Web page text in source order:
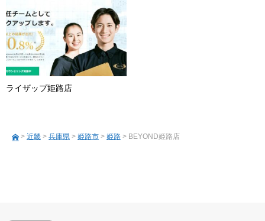
ライザップ姫路店
> 近畿 > 兵庫県 > 姫路市 > 姫路 > BEYOND姫路店